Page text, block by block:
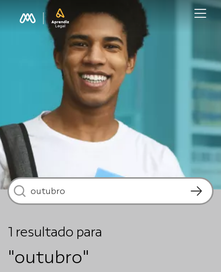
1 resultado para
"outubro"